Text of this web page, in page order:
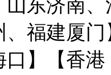
山东济南
、福建厦门
】
【香